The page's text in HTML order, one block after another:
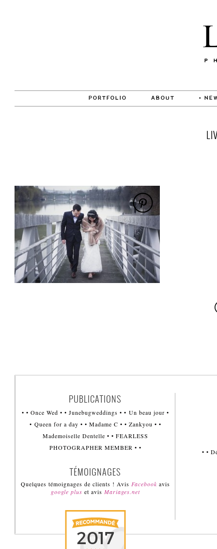
PORTFOLIO ABOUT •
PUBLICATIONS
• • Once Wed • • Junebugweddings • • Un beau jour •
• Queen for a day • • Madame C • • Zankyou • •
Mademoiselle Dentelle • • FEARLESS
PHOTOGRAPHER MEMBER • •
TÉMOIGNAGES
Quelques témoignages de clients ! Avis Facebook avis
google plus et avis Mariages.net
• •